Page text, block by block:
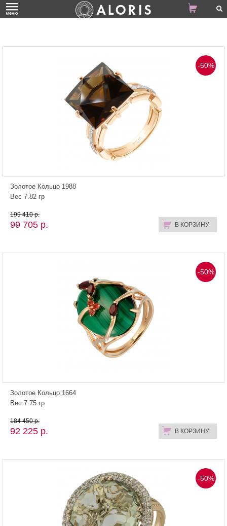
-50%
Золотое Кольцо 1988
Вес 7.82 гр
99 705 р. В КОРЗИНУ
199 410 р.
-50%
Золотое Кольцо 1664
Вес 7.75 гр
92 225 р. В КОРЗИНУ
184 450 р.
-50%